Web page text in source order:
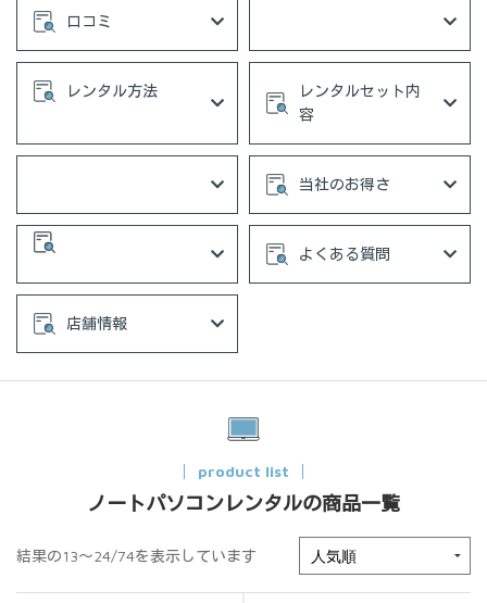
口コミ
レンタル方法
レンタルセット内
容
当社のお得さ
よくある質問
店舗情報
product list
ノートパソコンレンタルの商品一覧
結果の13～24/74を表示しています